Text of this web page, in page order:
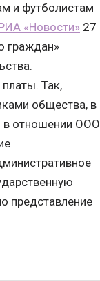
и футболистам
«Новости» 27
граждан»
Так,
общества, в
в отношении ООО
представление